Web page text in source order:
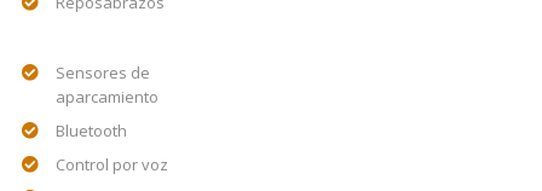
Sensores de
aparcamiento
Bluetooth
Control por voz